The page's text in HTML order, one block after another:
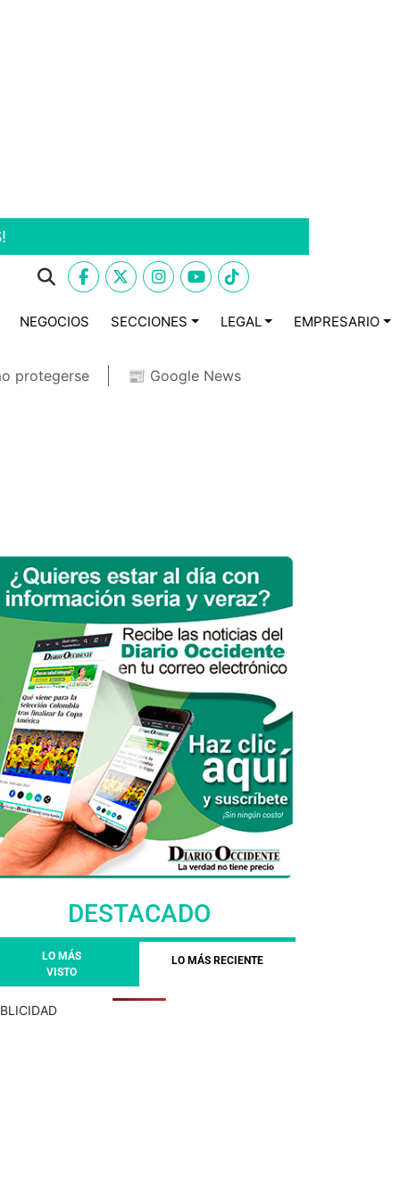
NEGOCIOS SECCIONES LEGAL EMPRESARIO
protegerse 📰 Google News
DESTACADO
LO MÁS
VISTO
LO MÁS RECIENTE